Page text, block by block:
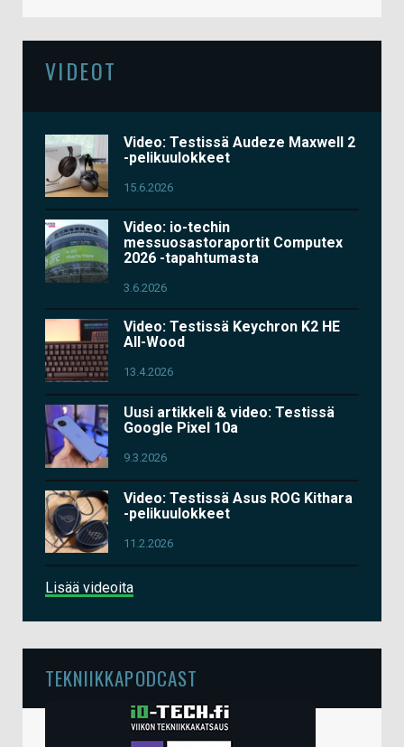
VIDEOT
Video: Testissä Audeze Maxwell 2
-pelikuulokkeet
15.6.2026
Video: io-techin
messuosastoraportit Computex
2026 -tapahtumasta
3.6.2026
Video: Testissä Keychron K2 HE
All-Wood
13.4.2026
Uusi artikkeli & video: Testissä
Google Pixel 10a
9.3.2026
Video: Testissä Asus ROG Kithara
-pelikuulokkeet
11.2.2026
Lisää videoita
TEKNIIKKAPODCAST